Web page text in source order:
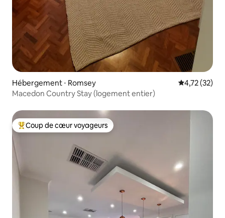
Hébergement ⋅ Romsey Évaluation
4,72 (32)
Macedon Country Stay (logement entier)
Coups de cœur voyageurs les plus appréciés
Coup de cœur voyageurs